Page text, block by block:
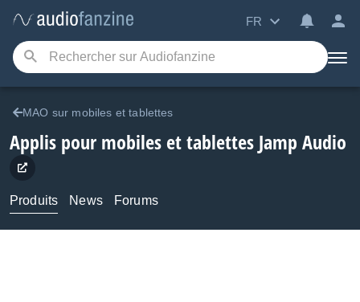
FR
MAO sur mobiles et tablettes
Applis pour mobiles et tablettes Jamp Audio
Produits News Forums